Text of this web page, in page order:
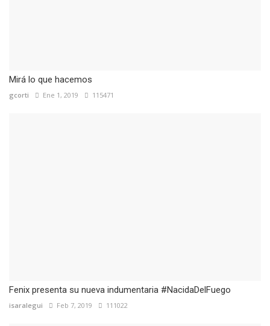
Mirá lo que hacemos
gcorti Ene 1, 2019 115471
Fenix presenta su nueva indumentaria #NacidaDelFuego
isaralegui Feb 7, 2019 111022